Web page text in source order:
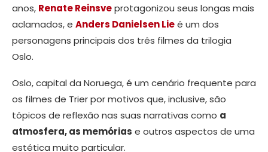
anos, Renate Reinsveprotagonizou seus longas mais
aclamados, e Anders Danielsen Lieé um dos
personagens principais dos três filmes da trilogia
Oslo.
Oslo, capital da Noruega, é um cenário frequente para
os filmes de Trier por motivos que, inclusive, são
tópicos de reflexão nas suas narrativas como a
atmosfera, as memórias e outros aspectos de uma
estética muito particular.